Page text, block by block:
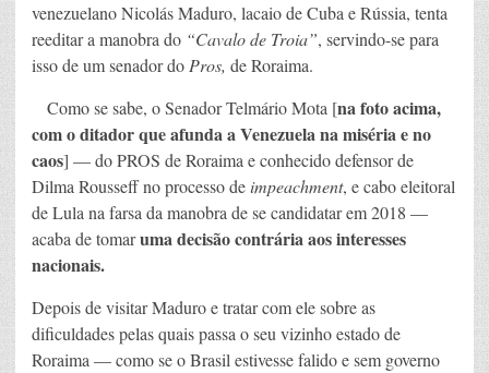
venezuelano Nicolás Maduro, lacaio de Cuba e Rússia, tenta
reeditar a manobra do “Cavalo de Troia”, servindo-se para
isso de um senador doPros, de Roraima.
Como se sabe, o Senador Telmário Mota [na foto acima,
com o ditador que afunda a Venezuela na miséria e no
caos] — do PROS de Roraima e conhecido defensor de
Dilma Rousseff no processo de impeachment, e cabo eleitoral
de Lula na farsa da manobra de se candidatar em 2018 —
acaba de tomaruma decisão contrária aos interesses
nacionais.
Depois de visitar Maduro e tratar com ele sobre as
dificuldades pelas quais passa o seu vizinho estado de
Roraima — como se o Brasil estivesse falido e sem governo